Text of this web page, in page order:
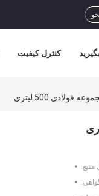
کنترل کیفیت
500 لیتری